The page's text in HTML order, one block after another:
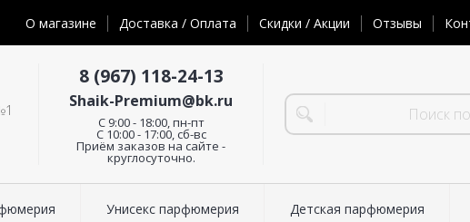
О магазине Доставка / Оплата Скидки / Акции Отзывы
8 (967) 118-24-13
Shaik-Premium@bk.ru
C 9:00 - 18:00, пн-пт
С 10:00 - 17:00, сб-вс
Приём заказов на сайте -
круглосуточно.
Унисекс парфюмерия Детская парфюмерия